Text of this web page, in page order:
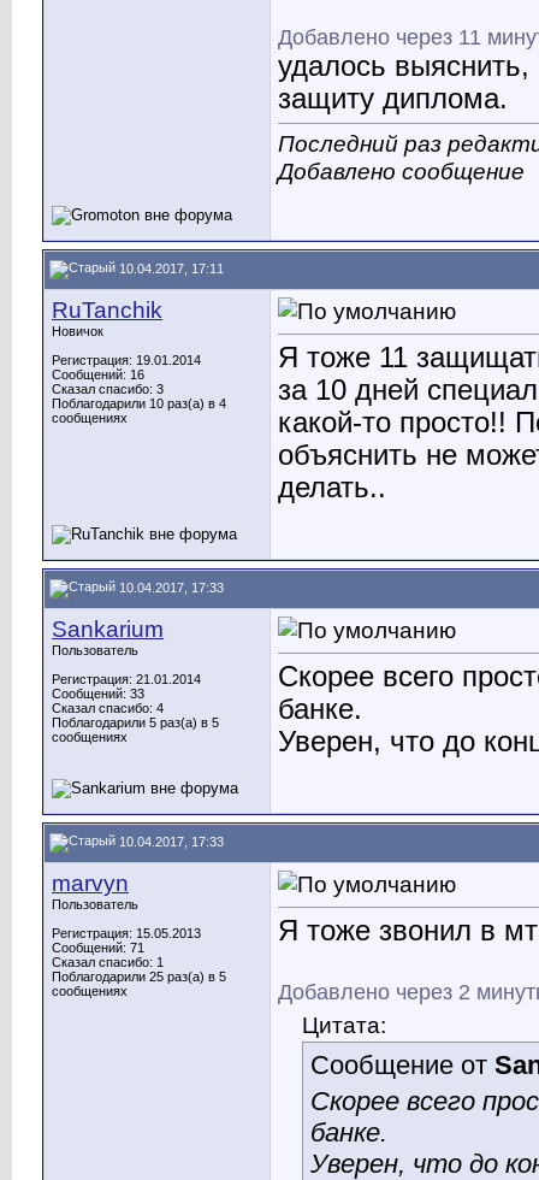
Добавлено через 11
удалось
защиту диплома.
Последний раз
Добавлено сообщение
10.04.2017, 17:11
RuTanchik
Новичок
Регистрация: 19.01.2014
Сообщений: 16
Сказал спасибо: 3
Поблагодарили 10 раз(а) в 4
сообщениях
Я тоже 11
за 10 дней
какой-то просто!!
объяснить не
делать..
10.04.2017, 17:33
Sankarium
Пользователь
Регистрация: 21.01.2014
Сообщений: 33
Сказал спасибо: 4
Поблагодарили 5 раз(а) в 5
сообщениях
Скорее всего
банке.
Уверен, что до
10.04.2017, 17:33
marvyn
Пользователь
Регистрация: 15.05.2013
Сообщений: 71
Сказал спасибо: 1
Поблагодарили 25 раз(а) в 5
сообщениях
Я тоже звонил в
Добавлено через 2
Цитата:
Сообщение от
Скорее всего
банке.
Уверен, что до